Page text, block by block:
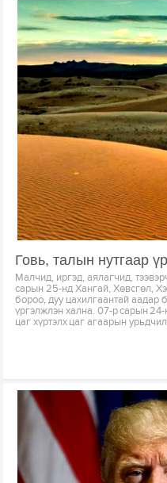
Говь, талын нутгаар
Малчид, иргэд, аялагчид,
сарын 25-нд Хангай, Хөвсгөл,
бороо, дуу цахилгаантай аадар
үргэлжлэн хална. 07-р сарын
цаг хүртэлх цаг агаарын